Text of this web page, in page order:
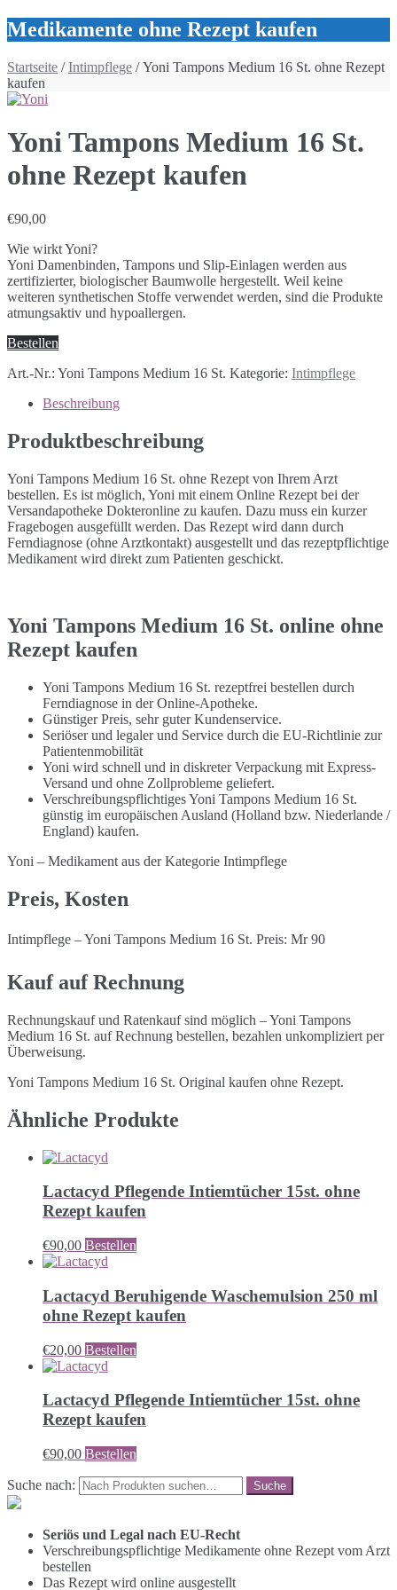
Medikamente ohne Rezept kaufen
Startseite /Intimpflege / Yoni Tampons Medium 16 St. ohne Rezept
kaufen
Yoni Tampons Medium 16 St.
ohne Rezept kaufen
€90,00
Wie wirkt Yoni?
Yoni Damenbinden, Tampons und Slip-Einlagen werden aus
zertifizierter, biologischer Baumwolle hergestellt. Weil keine
weiteren synthetischen Stoffe verwendet werden, sind die Produkte
atmungsaktiv und hypoallergen.
Bestellen
Art.-Nr.: Yoni Tampons Medium 16 St. Kategorie: Intimpflege
Beschreibung
Produktbeschreibung
Yoni Tampons Medium 16 St. ohne Rezept von Ihrem Arzt
bestellen. Es ist möglich, Yoni mit einem Online Rezept bei der
Versandapotheke Dokteronline zu kaufen. Dazu muss ein kurzer
Fragebogen ausgefüllt werden. Das Rezept wird dann durch
Ferndiagnose (ohne Arztkontakt) ausgestellt und das rezeptpflichtige
Medikament wird direkt zum Patienten geschickt.
Yoni Tampons Medium 16 St. online ohne
Rezept kaufen
Yoni Tampons Medium 16 St. rezeptfrei bestellen durch
Ferndiagnose in der Online-Apotheke.
Günstiger Preis, sehr guter Kundenservice.
Seriöser und legaler und Service durch die EU-Richtlinie zur
Patientenmobilität
Yoni wird schnell und in diskreter Verpackung mit Express-
Versand und ohne Zollprobleme geliefert.
Verschreibungspflichtiges Yoni Tampons Medium 16 St.
günstig im europäischen Ausland (Holland bzw. Niederlande /
England) kaufen.
Yoni – Medikament aus der Kategorie Intimpflege
Preis, Kosten
Intimpflege – Yoni Tampons Medium 16 St. Preis: Mr 90
Kauf auf Rechnung
Rechnungskauf und Ratenkauf sind möglich – Yoni Tampons
Medium 16 St. auf Rechnung bestellen, bezahlen unkompliziert per
Überweisung.
Yoni Tampons Medium 16 St. Original kaufen ohne Rezept.
Ähnliche Produkte
Lactacyd Pflegende Intiemtücher 15st. ohne
Rezept kaufen
€90,00 Bestellen
Lactacyd Beruhigende Waschemulsion 250 ml
ohne Rezept kaufen
€20,00 Bestellen
Lactacyd Pflegende Intiemtücher 15st. ohne
Rezept kaufen
€90,00 Bestellen
Suche nach:
Seriös und Legal nach EU-Recht
Verschreibungspflichtige Medikamente ohne Rezept vom Arzt
bestellen
Das Rezept wird online ausgestellt